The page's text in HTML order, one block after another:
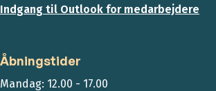
Indgang til Outlook for medarbejdere
Åbningstider
Mandag: 12.00 - 17.00